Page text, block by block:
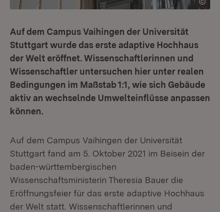
Auf dem Campus Vaihingen der Universität
Stuttgart wurde das erste adaptive Hochhaus
der Welt eröffnet. Wissenschaftlerinnen und
Wissenschaftler untersuchen hier unter realen
Bedingungen im Maßstab 1:1, wie sich Gebäude
aktiv an wechselnde Umwelteinflüsse anpassen
können.
Auf dem Campus Vaihingen der Universität
Stuttgart fand am 5. Oktober 2021 im Beisein der
baden-württembergischen
Wissenschaftsministerin Theresia Bauer die
Eröffnungsfeier für das erste adaptive Hochhaus
der Welt statt. Wissenschaftlerinnen und